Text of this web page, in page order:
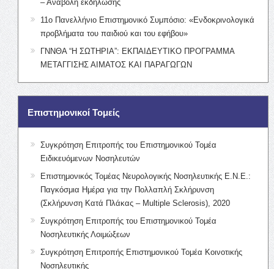
– Αναβολή εκδήλωσης
11ο Πανελλήνιο Επιστημονικό Συμπόσιο: «Ενδοκρινολογικά
προβλήματα του παιδιού και του εφήβου»
ΓΝΝΘΑ “Η ΣΩΤΗΡΙΑ”: ΕΚΠΑΙΔΕΥΤΙΚΟ ΠΡΟΓΡΑΜΜΑ
ΜΕΤΑΓΓΙΣΗΣ ΑΙΜΑΤΟΣ ΚΑΙ ΠΑΡΑΓΩΓΩΝ
Επιστημονικοί Τομείς
Συγκρότηση Επιτροπής του Επιστημονικού Τομέα
Ειδικευόμενων Νοσηλευτών
Επιστημονικός Τομέας Νευρολογικής Νοσηλευτικής Ε.Ν.Ε.:
Παγκόσμια Ημέρα για την Πολλαπλή Σκλήρυνση
(Σκλήρυνση Κατά Πλάκας – Multiple Sclerosis), 2020
Συγκρότηση Επιτροπής του Επιστημονικού Τομέα
Νοσηλευτικής Λοιμώξεων
Συγκρότηση Επιτροπής Επιστημονικού Τομέα Κοινοτικής
Νοσηλευτικής